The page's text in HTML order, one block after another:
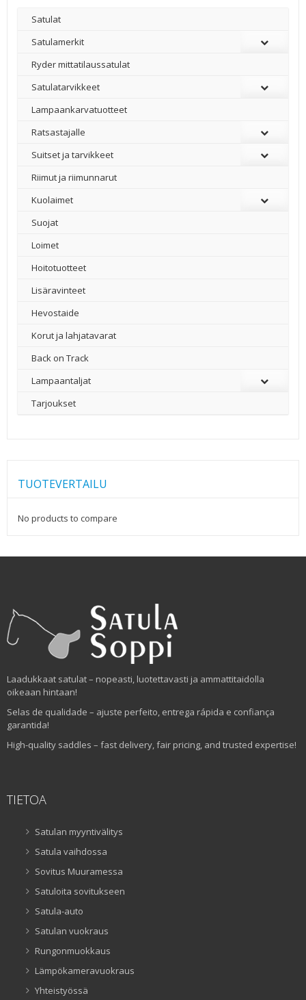
Satulat
Satulamerkit
Ryder mittatilaussatulat
Satulatarvikkeet
–
Lampaankarvatuotteet
Ratsastajalle
Suitset ja tarvikkeet
Riimut ja riimunnarut
Kuolaimet
Suojat
Loimet
Hoitotuotteet
Lisäravinteet
Hevostaide
Korut ja lahjatavarat
Back on Track
Lampaantaljat
Tarjoukset
TUOTEVERTAILU
No products to compare
Laadukkaat satulat – nopeasti, luotettavasti ja ammattitaidolla
oikeaan hintaan!
Selas de qualidade – ajuste perfeito, entrega rápida e confiança
garantida!
High-quality saddles – fast delivery, fair pricing, and trusted expertise!
TIETOA
Satulan myyntivälitys
Satula vaihdossa
Sovitus Muuramessa
Satuloita sovitukseen
Satula-auto
Satulan vuokraus
Rungonmuokkaus
Lämpökameravuokraus
Yhteistyössä